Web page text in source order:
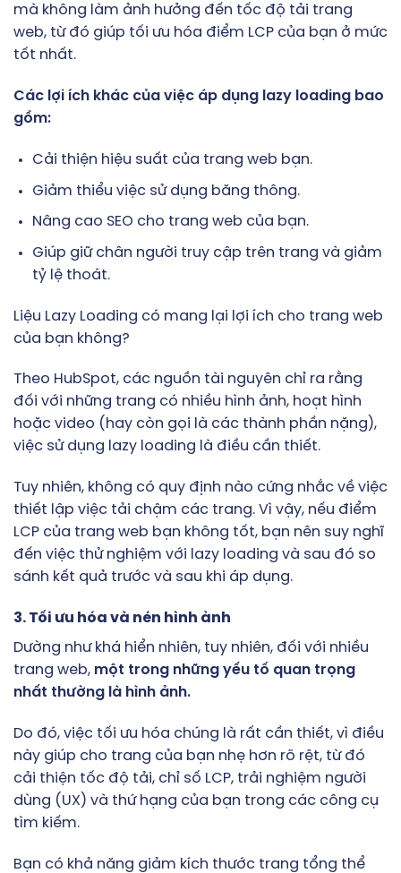
mà không làm ảnh hưởng đến tốc độ tải trang
web, từ đó giúp tối ưu hóa điểm LCP của bạn ở mức
tốt nhất.
Các lợi ích khác của việc áp dụng lazy loading bao
gồm:
Cải thiện hiệu suất của trang web bạn.
Giảm thiểu việc sử dụng băng thông.
Nâng cao SEO cho trang web của bạn.
Giúp giữ chân người truy cập trên trang và giảm
tỷ lệ thoát.
Liệu Lazy Loading có mang lại lợi ích cho trang web
của bạn không?
Theo HubSpot, các nguồn tài nguyên chỉ ra rằng
đối với những trang có nhiều hình ảnh, hoạt hình
hoặc video (hay còn gọi là các thành phần nặng),
việc sử dụng lazy loading là điều cần thiết.
Tuy nhiên, không có quy định nào cứng nhắc về việc
thiết lập việc tải chậm các trang. Vì vậy, nếu điểm
LCP của trang web bạn không tốt, bạn nên suy nghĩ
đến việc thử nghiệm với lazy loading và sau đó so
sánh kết quả trước và sau khi áp dụng.
3. Tối ưu hóa và nén hình ảnh
Dường như khá hiển nhiên, tuy nhiên, đối với nhiều
trang web, một trong những yếu tố quan trọng
nhất thường là hình ảnh.
Do đó, việc tối ưu hóa chúng là rất cần thiết, vì điều
này giúp cho trang của bạn nhẹ hơn rõ rệt, từ đó
cải thiện tốc độ tải, chỉ số LCP, trải nghiệm người
dùng (UX) và thứ hạng của bạn trong các công cụ
tìm kiếm.
Bạn có khả năng giảm kích thước trang tổng thể